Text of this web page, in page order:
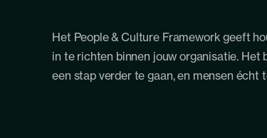
Het People & Culture Framework geeft
in te richten binnen jouw organisatie. Het
een stap verder te gaan, en mensen écht